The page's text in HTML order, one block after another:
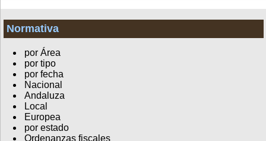
Normativa
por Área
por tipo
por fecha
Nacional
Andaluza
Local
Europea
por estado
Ordenanzas fiscales